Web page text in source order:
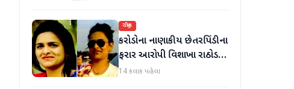
આવ્યા
રાષ્ટ્રીય
કરોડોના નાણાકીય છેતરપિંડીના
ફરાર આરોપી વિશાખા રાઠોડને
યુએઈથી ભારત લાવવામાં
14 કલાક પહેલા